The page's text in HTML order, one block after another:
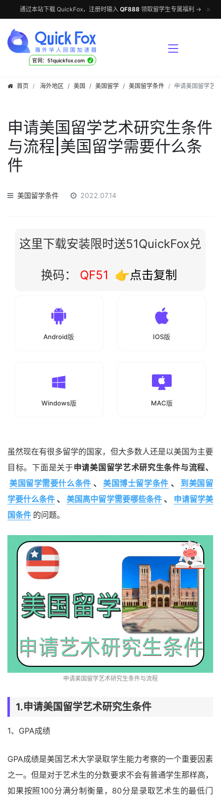
通过本站下载 QuickFox，注册时输入 QF888 领取留学生专属福利 → ✕
官网：51quickfox.com √
首页 海外地区 / 美国 / 美国留学 / 美国留学条件 申请美国留学艺
申请美国留学艺术研究生条件
与流程|美国留学需要什么条
件
美国留学条件 2022.07.14
这里下载安装限时送51QuickFox兑
换码： QF51 👉点击复制
Android版 IOS版
Windows版 MAC版
虽然现在有很多留学的国家，但大多数人还是以美国为主要
目标。下面是关于申请美国留学艺术研究生条件与流程、
美国留学需要什么条件 、 美国博士留学条件 、
到美国留
学要什么条件 、 美国高中留学需要哪些条件 、
申请留学美
国条件 的问题。
申请美国留学艺术研究生条件与流程
1.申请美国留学艺术研究生条件
1、GPA成绩
GPA成绩是美国艺术大学录取学生能力考察的一个重要因素
之一。但是对于艺术生的分数要求不会有普通学生那样高，
如果按照100分满分制衡量，80分是录取艺术生的最低门